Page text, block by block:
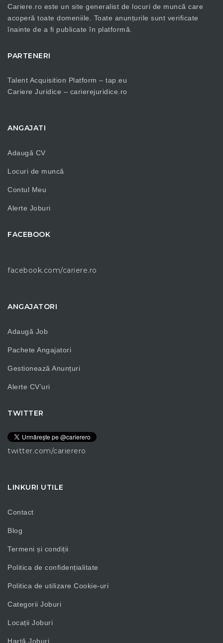
Cariere.ro este un site generalist de locuri de muncă care
acoperă toate domeniile. Toate anunțurile sunt verificate
înainte de a fi publicate în platformă.
PARTENERI
Talent Acquisition Platform – tap.eu
Cariere Juridice – carierejuridice.ro
ANGAJATI
Adaugă CV
Locuri de muncă
Contul Meu
Alerte Joburi
FACEBOOK
facebook.com/cariere.ro
ANGAJATORI
Adaugă Job
Pachete Angajatori
Gestionează Anunțuri
Alerte CV’uri
TWITTER
twitter.com/carierero
LINKURI UTILE
Contact
Blog
Termeni și condiții
Politica de confidențialitate
Politica de utilizare Cookie-uri
Categorii Joburi
Locații Joburi
Hartă Joburi